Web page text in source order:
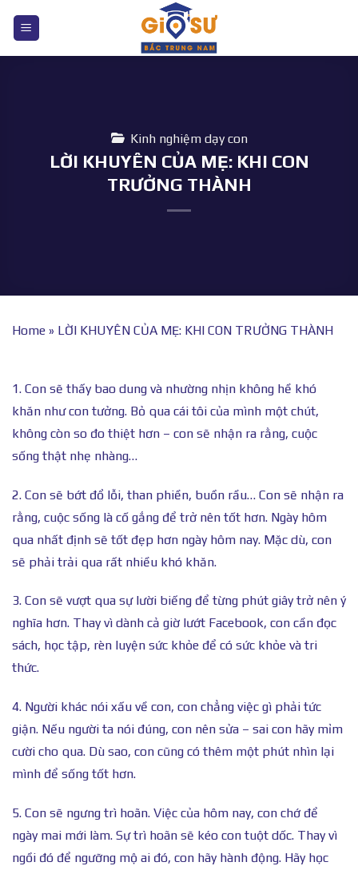
nội
Kinh nghiệm dạy con
LỜI KHUYÊN CỦA MẸ: KHI CON
TRƯỞNG THÀNH
Home » LỜI KHUYÊN CỦA MẸ: KHI CON TRƯỞNG THÀNH
1. Con sẽ thấy bao dung và nhường nhịn không hề khó
khăn như con tưởng. Bỏ qua cái tôi của mình một chút,
không còn so đo thiệt hơn – con sẽ nhận ra rằng, cuộc
sống thật nhẹ nhàng…
2. Con sẽ bớt đổ lỗi, than phiền, buồn rầu… Con sẽ nhận ra
rằng, cuộc sống là cố gắng để trở nên tốt hơn. Ngày hôm
qua nhất định sẽ tốt đẹp hơn ngày hôm nay. Mặc dù, con
sẽ phải trải qua rất nhiều khó khăn.
3. Con sẽ vượt qua sự lười biếng để từng phút giây trở nên ý
nghĩa hơn. Thay vì dành cả giờ lướt Facebook, con cần đọc
sách, học tập, rèn luyện sức khỏe để có sức khỏe và tri
thức.
4. Người khác nói xấu về con, con chẳng việc gì phải tức
giận. Nếu người ta nói đúng, con nên sửa – sai con hãy mỉm
cười cho qua. Dù sao, con cũng có thêm một phút nhìn lại
mình để sống tốt hơn.
5. Con sẽ ngưng trì hoãn. Việc của hôm nay, con chớ để
ngày mai mới làm. Sự trì hoãn sẽ kéo con tuột dốc. Thay vì
ngồi đó để ngưỡng mộ ai đó, con hãy hành động. Hãy học